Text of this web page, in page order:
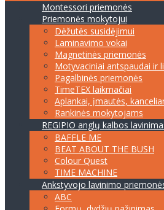
Montessori priemonės
Priemonės mokytojui
Dėžutės susidėjimui
Laminavimo vokai
Magnetinės priemonės
Motyvaciniai antspaudai ir
Pagalbinės priemonės
TimeTEX laikmačiai
Aplankai, įmautės,
Rankinės mokytojams
REGIPIO anglų kalbos
BAFFLE ME
BEAT ABOUT THE BUSH
Colour Quest
TIME MACHINE
Ankstyvojo lavinimo
ABC